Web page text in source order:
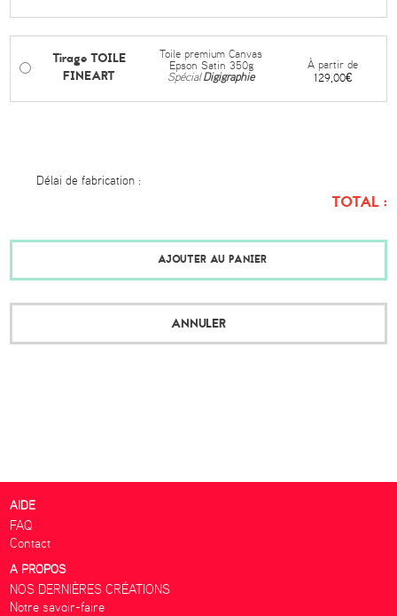
Tirage TOILE
FINEART
Toile premium Canvas
Epson Satin 350g
SpécialDigigraphie
À partir de
129,00€
Délai de fabrication :
TOTAL :
ANNULER
AJOUTER AU PANIER
AIDE
FAQ
Contact
A PROPOS
NOS DERNIÈRES CRÉATIONS
Notre savoir-faire